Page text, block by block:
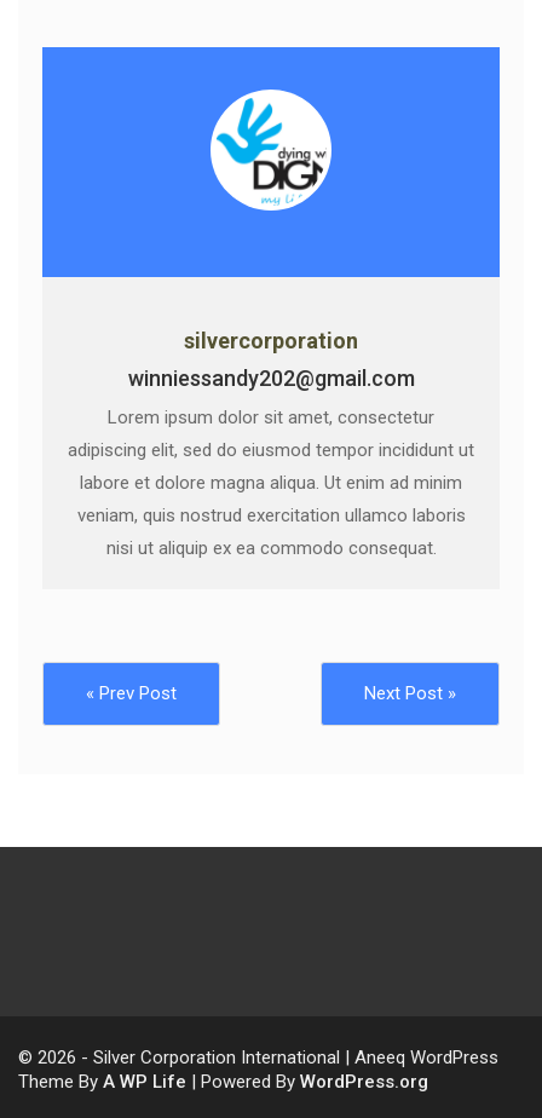
silvercorporation
winniessandy202@gmail.com
Lorem ipsum dolor sit amet, consectetur
adipiscing elit, sed do eiusmod tempor incididunt ut
labore et dolore magna aliqua. Ut enim ad minim
veniam, quis nostrud exercitation ullamco laboris
nisi ut aliquip ex ea commodo consequat.
« Prev Post Next Post »
© 2026 - Silver Corporation International | Aneeq WordPress
Theme By A WP Life | Powered By WordPress.org